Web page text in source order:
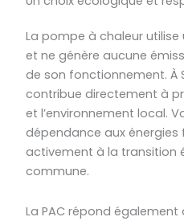
La pompe à chaleur
et ne génère aucune
de son fonctionnement. À
contribue directement à
et l’environnement local.
dépendance aux énergies
activement à la transition
commune.
La PAC répond